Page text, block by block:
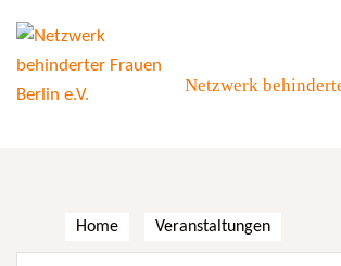
content
Netzwerk
Home Veranstaltungen